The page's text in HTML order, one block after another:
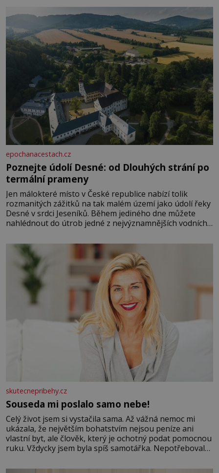
Je to opravdu tak, s věkem jako kdyby se paměť
rozhodla stávkovat. Cvičte
epochanacestach.cz
Poznejte údolí Desné: od Dlouhých strání po
termální prameny
Jen málokteré místo v České republice nabízí tolik
rozmanitých zážitků na tak malém území jako údolí řeky
Desné v srdci Jeseníků. Během jediného dne můžete
nahlédnout do útrob jedné z nejvýznamnějších vodních
se na koloběžce a den zakončit poznáváním památek ve
Velkých Losinách nebo v termálním
skutecnepribehy.cz
Souseda mi poslalo samo nebe!
Celý život jsem si vystačila sama. Až vážná nemoc mi
ukázala, že největším bohatstvím nejsou peníze ani
vlastní byt, ale člověk, který je ochotný podat pomocnou
ruku. Vždycky jsem byla spíš samotářka. Nepotřebovala
mi knihy, práce a hlavně klid. Hned po studiích jsem